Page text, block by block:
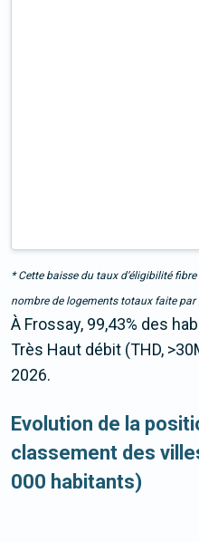
* Cette baisse du taux d’éligibilité
nombre de logements totaux faite par
À Frossay, 99,43% des
Très Haut débit (THD,
2026.
Evolution de la
classement des
000 habitants)